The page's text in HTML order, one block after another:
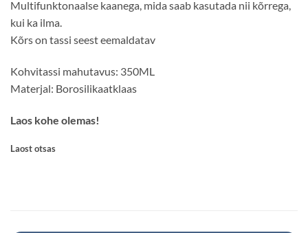
Multifunktonaalse kaanega, mida saab kasutada nii kõrrega,
kui ka ilma.
Kõrs on tassi seest eemaldatav
Kohvitassi mahutavus: 350ML
Materjal: Borosilikaatklaas
Laos kohe olemas!
Laost otsas